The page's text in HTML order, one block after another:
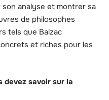
analyse et montrer sa
de philosophes
tels que Balzac
et riches pour les
devez savoir sur la